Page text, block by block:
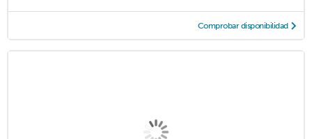
Comprobar disponibilidad